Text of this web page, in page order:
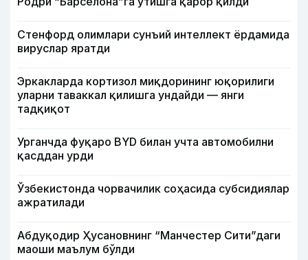
Стенфорд олимлари сунъий интеллект ёрдамида
вируслар яратди
Эркакларда кортизол миқдорининг юқорилиги
уларни таваккал қилишга ундайди — янги
тадқиқот
Урганчда фуқаро BYD билан учта автомобилни
қасддан урди
Ўзбекистонда чорвачилик соҳасида субсидиялар
ажратилади
Абдуқодир Ҳусановнинг “Манчестер Сити”даги
маоши маълум бўлди